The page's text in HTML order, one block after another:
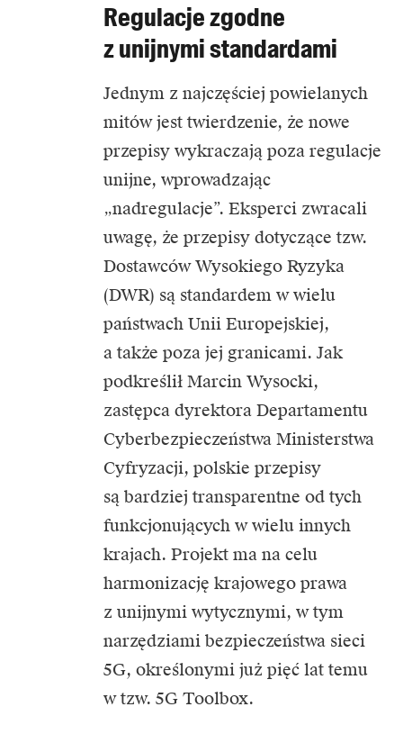
Regulacje zgodne
z unijnymi standardami
Jednym z najczęściej powielanych
mitów jest twierdzenie, że nowe
przepisy wykraczają poza regulacje
unijne, wprowadzając
„nadregulacje”. Eksperci zwracali
uwagę, że przepisy dotyczące tzw.
Dostawców Wysokiego Ryzyka
(DWR) są standardem w wielu
państwach Unii Europejskiej,
a także poza jej granicami. Jak
podkreślił Marcin Wysocki,
zastępca dyrektora Departamentu
Cyberbezpieczeństwa Ministerstwa
Cyfryzacji, polskie przepisy
są bardziej transparentne od tych
funkcjonujących w wielu innych
krajach. Projekt ma na celu
harmonizację krajowego prawa
z unijnymi wytycznymi, w tym
narzędziami bezpieczeństwa sieci
5G, określonymi już pięć lat temu
w tzw. 5G Toolbox.